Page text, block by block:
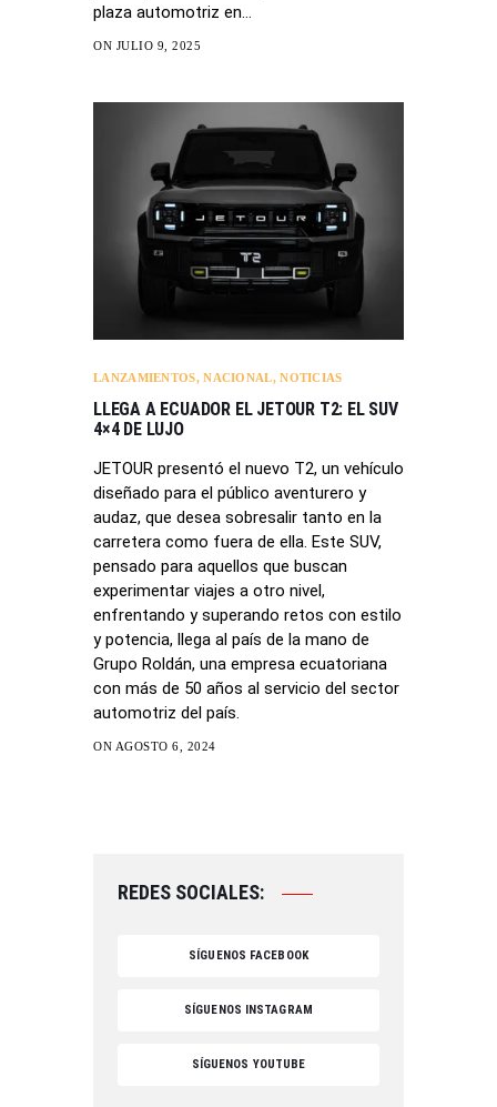
plaza automotriz en…
ON JULIO 9, 2025
LANZAMIENTOS,NACIONAL,NOTICIAS
LLEGA A ECUADOR EL JETOUR T2: EL SUV
4×4 DE LUJO
JETOUR presentó el nuevo T2, un vehículo
diseñado para el público aventurero y
audaz, que desea sobresalir tanto en la
carretera como fuera de ella. Este SUV,
pensado para aquellos que buscan
experimentar viajes a otro nivel,
enfrentando y superando retos con estilo
y potencia, llega al país de la mano de
Grupo Roldán, una empresa ecuatoriana
con más de 50 años al servicio del sector
automotriz del país.
ON AGOSTO 6, 2024
REDES SOCIALES:
SÍGUENOS FACEBOOK
SÍGUENOS INSTAGRAM
SÍGUENOS YOUTUBE